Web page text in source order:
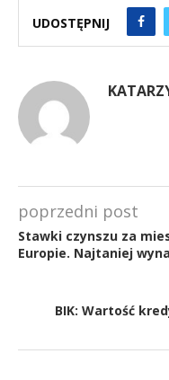
UDOSTĘPNIJ
poprzedni post
Stawki czynszu za
Europie. Najtaniej
BIK: Wartość